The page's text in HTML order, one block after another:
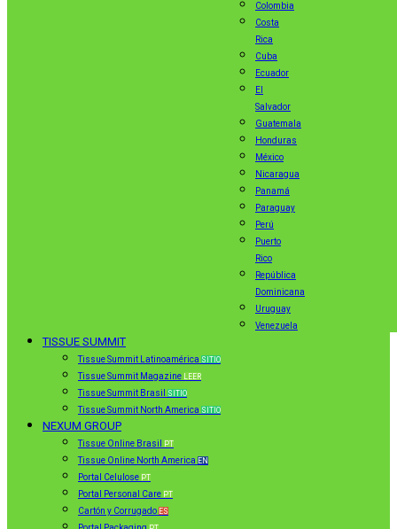
Colombia
Costa
Rica
Cuba
Ecuador
El
Salvador
Guatemala
Honduras
México
Nicaragua
Panamá
Paraguay
Perú
Puerto
Rico
República
Dominicana
Uruguay
Venezuela
TISSUE SUMMIT
Tissue Summit Latinoamérica SITIO
Tissue Summit Magazine LEER
Tissue Summit Brasil SITIO
Tissue Summit North America SITIO
NEXUM GROUP
Tissue Online Brasil PT
Tissue Online North America EN
Portal Celulose PT
Portal Personal Care PT
Cartón y Corrugado ES